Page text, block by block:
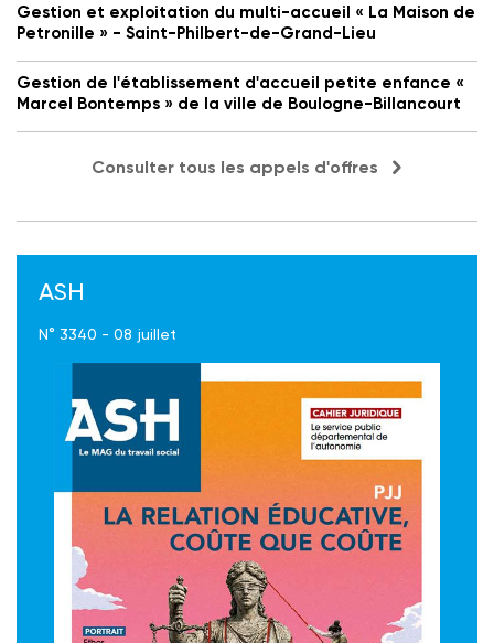
Gestion et exploitation du multi-accueil « La Maison de
Petronille » - Saint-Philbert-de-Grand-Lieu
Gestion de l'établissement d'accueil petite enfance «
Marcel Bontemps » de la ville de Boulogne-Billancourt
Consulter tous les appels d'offres
ASH
N° 3340 - 08 juillet